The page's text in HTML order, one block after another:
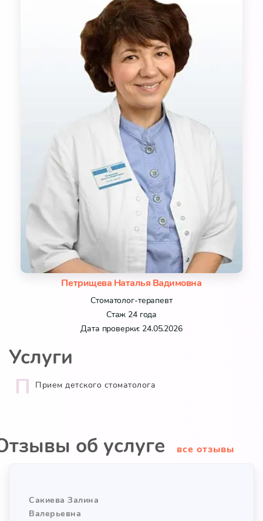
Петрищева Наталья Вадимовна
Стоматолог-терапевт
Стаж 24 года
Дата проверки: 24.05.2026
Услуги
П Прием детского стоматолога
об услуге все отзывы
Сакиева Залина
Валерьевна